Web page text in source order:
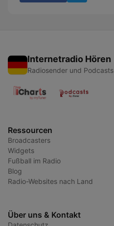
Internetradio Hören
Radiosender und Podcasts
Ressourcen
Broadcasters
Widgets
Fußball im Radio
Blog
Radio-Websites nach Land
Über uns & Kontakt